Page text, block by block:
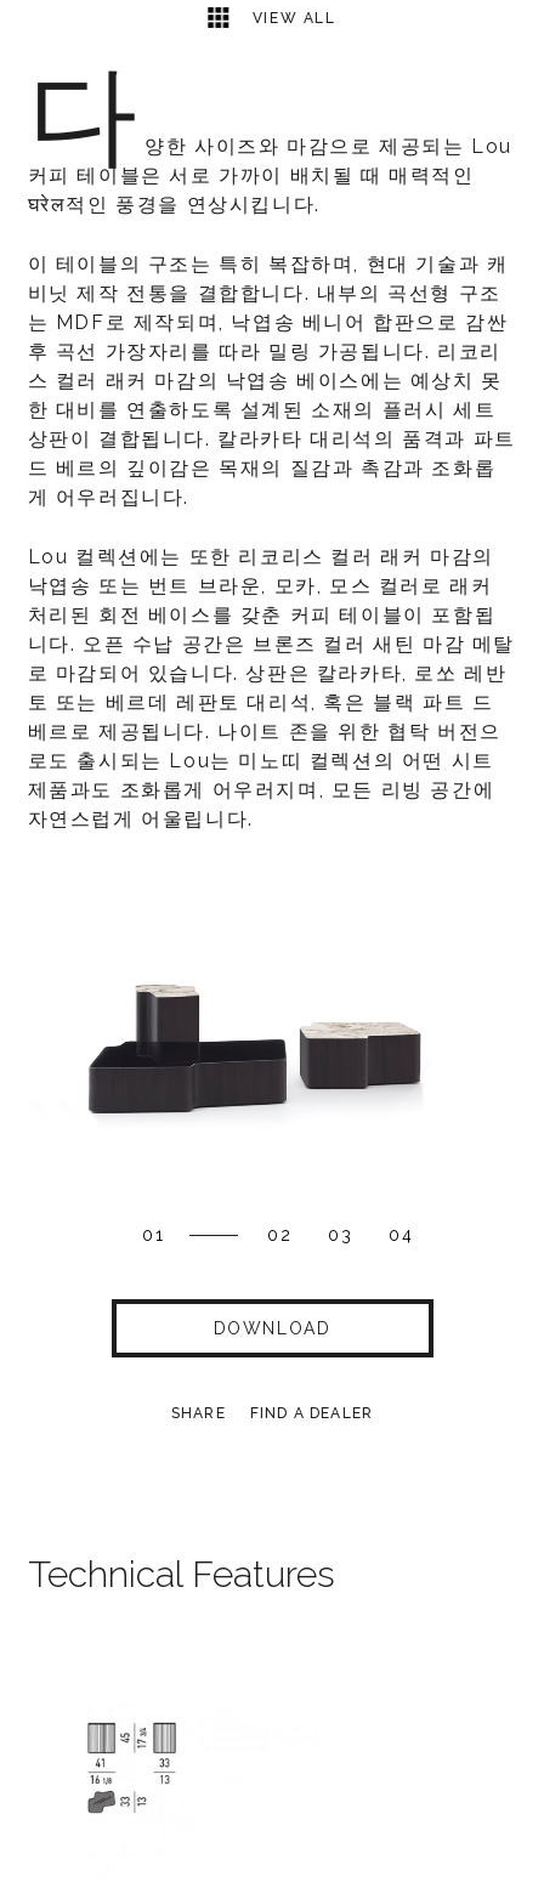
VIEW ALL
다 양한 사이즈와 마감으로 제공되는 Lou
커피 테이블은 서로 가까이 배치될 때 매력적인
घरेल적인 풍경을 연상시킵니다.
이 테이블의 구조는 특히 복잡하며, 현대 기술과 캐
비닛 제작 전통을 결합합니다. 내부의 곡선형 구조
는 MDF로 제작되며, 낙엽송 베니어 합판으로 감싼
후 곡선 가장자리를 따라 밀링 가공됩니다. 리코리
스 컬러 래커 마감의 낙엽송 베이스에는 예상치 못
한 대비를 연출하도록 설계된 소재의 플러시 세트
상판이 결합됩니다. 칼라카타 대리석의 품격과 파트
드 베르의 깊이감은 목재의 질감과 촉감과 조화롭
게 어우러집니다.
Lou 컬렉션에는 또한 리코리스 컬러 래커 마감의
낙엽송 또는 번트 브라운, 모카, 모스 컬러로 래커
처리된 회전 베이스를 갖춘 커피 테이블이 포함됩
니다. 오픈 수납 공간은 브론즈 컬러 새틴 마감 메탈
로 마감되어 있습니다. 상판은 칼라카타, 로쏘 레반
토 또는 베르데 레판토 대리석, 혹은 블랙 파트 드
베르로 제공됩니다. 나이트 존을 위한 협탁 버전으
로도 출시되는 Lou는 미노띠 컬렉션의 어떤 시트
제품과도 조화롭게 어우러지며, 모든 리빙 공간에
자연스럽게 어울립니다.
01 02 03 04
DOWNLOAD
SHARE FIND A DEALER
Technical Features